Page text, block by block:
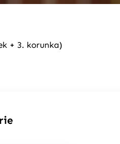
+ 3. korunka)